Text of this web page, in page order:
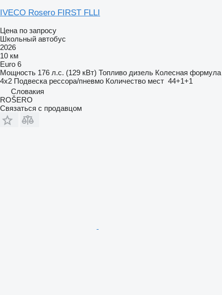
IVECO Rosero FIRST FLLI
Цена по запросу
Школьный автобус
2026
10 км
Euro 6
Мощность 176 л.с. (129 кВт) Топливо дизель Колесная формула
4x2 Подвеска рессора/пневмо Количество мест 44+1+1
Словакия
ROŠERO
Связаться с продавцом